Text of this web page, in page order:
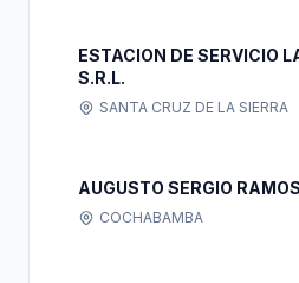
ESTACION DE SERVICIO
S.R.L.
SANTA CRUZ DE LA SIERRA
AUGUSTO SERGIO
COCHABAMBA